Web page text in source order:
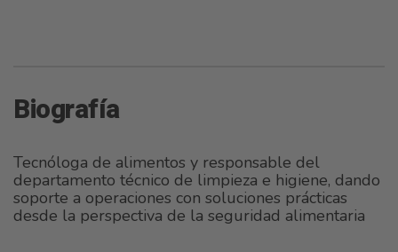
Biografía
Tecnóloga de alimentos y responsable del
departamento técnico de limpieza e higiene, dando
soporte a operaciones con soluciones prácticas
desde la perspectiva de la seguridad alimentaria